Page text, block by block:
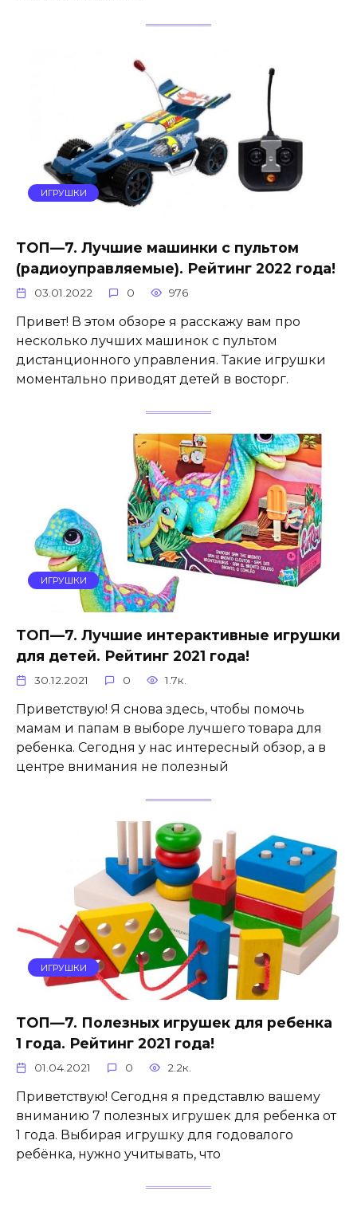
ИГРУШКИ
ТОП—7. Лучшие машинки с пультом
(радиоуправляемые). Рейтинг 2022 года!
03.01.2022 0 976
Привет! В этом обзоре я расскажу вам про
несколько лучших машинок с пультом
дистанционного управления. Такие игрушки
моментально приводят детей в восторг.
ИГРУШКИ
ТОП—7. Лучшие интерактивные игрушки
для детей. Рейтинг 2021 года!
30.12.2021 0 1.7к.
Приветствую! Я снова здесь, чтобы помочь
мамам и папам в выборе лучшего товара для
ребенка. Сегодня у нас интересный обзор, а в
центре внимания не полезный
ИГРУШКИ
ТОП—7. Полезных игрушек для ребенка
1 года. Рейтинг 2021 года!
01.04.2021 0 2.2к.
Приветствую! Сегодня я представлю вашему
вниманию 7 полезных игрушек для ребенка от
1 года. Выбирая игрушку для годовалого
ребёнка, нужно учитывать, что